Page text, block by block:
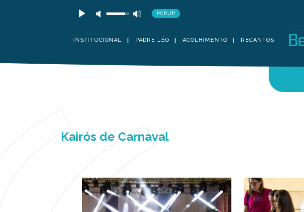
POPUP
INSTITUCIONAL PADRE LÉO ACOLHIMENTO RECANTOS
Kairós de Carnaval